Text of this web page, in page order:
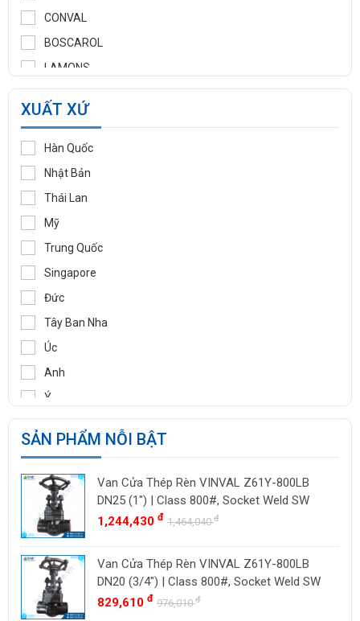
CONVAL
BOSCAROL
LAMONS
MANNTEK
KLINGER
WOOJU GASPACK
DIDTEK
RITAG
GASSO
SAMYANG
TOZEN
PEKOS
VINVAL
AZBIL
BROADY
OCV
SIRCA
BESA
BAODI
TLV
ZENNER
DOUGLAS
LESER
VENN
XUẤT XỨ
Hàn Quốc
Nhật Bản
Thái Lan
Mỹ
Trung Quốc
Singapore
Đức
Tây Ban Nha
Úc
Anh
Ý
Pháp
Ấn Độ
Indonesia
Malaysia
Đài Loan
Việt Nam
Thụy Sĩ
Ba Lan
SẢN PHẨM NỖI BẬT
Van Cửa Thép Rèn VINVAL Z61Y-800LB
DN25 (1") | Class 800#, Socket Weld SW
1,244,430 đ 1,464,040đ
Van Cửa Thép Rèn VINVAL Z61Y-800LB
DN20 (3/4") | Class 800#, Socket Weld SW
829,610 đ 976,010đ